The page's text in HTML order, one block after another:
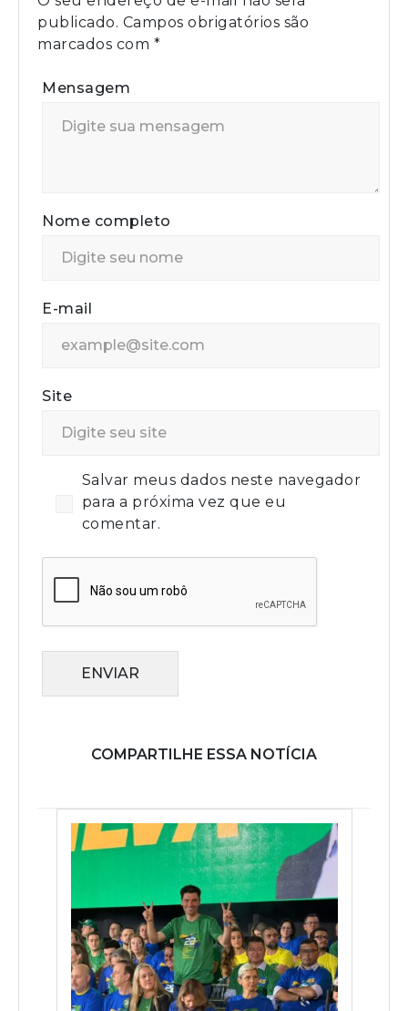
publicado. Campos obrigatórios são
marcados com *
Mensagem
Nome completo
E-mail
Site
Salvar meus dados neste navegador
para a próxima vez que eu
comentar.
ENVIAR
COMPARTILHE ESSA NOTÍCIA